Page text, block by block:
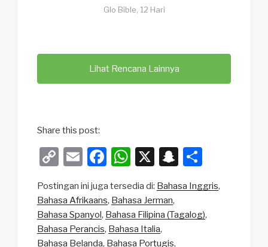
Glo Bible, 12 Hari
Lihat Rencana Lainnya
Share this post:
C
p
y
Li
E
ail
F
c
e
b
W
at
s
A
X
S
a
p
ar
e
Postingan ini juga tersedia di: Bahasa Inggris
Bahasa Afrikaans Bahasa Jerman
Bahasa Spanyol Bahasa Filipina (Tagalog)
Bahasa Perancis Bahasa Italia
Bahasa Belanda Bahasa Portugis